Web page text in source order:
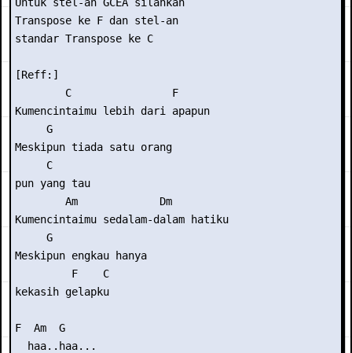
Transpose ke F dan stel-an
standar Transpose ke C
[Reff:]
        C                F
Kumencintaimu lebih dari apapun
     G
Meskipun tiada satu orang
     C
pun yang tau
        Am             Dm
Kumencintaimu sedalam-dalam hatiku
     G
Meskipun engkau hanya
         F    C
kekasih gelapku
F  Am  G
  haa..haa...